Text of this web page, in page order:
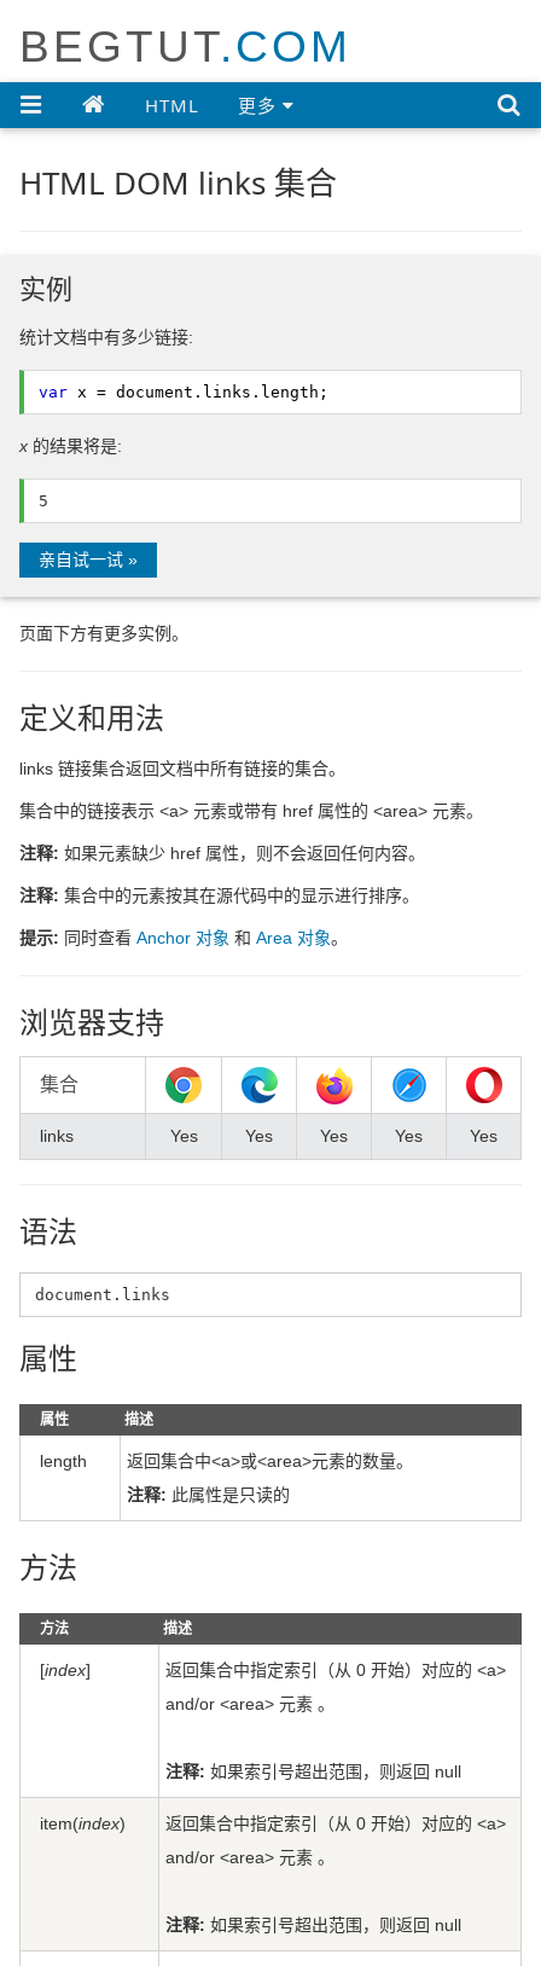
BEGTUT.COM
HTML 更多 
HTML DOM links 集合
实例
统计文档中有多少链接:
var x = document. links . length ;
x 的结果将是:
5
亲自试一试 »
页面下方有更多实例。
定义和用法
links 链接集合返回文档中所有链接的集合。
集合中的链接表示 <a> 元素或带有 href 属性的 <area> 元素。
注释: 如果元素缺少 href 属性，则不会返回任何内容。
注释: 集合中的元素按其在源代码中的显示进行排序。
提示: 同时查看 Anchor 对象 和 Area 对象。
浏览器支持
集合
links Yes Yes Yes Yes Yes
语法
document.links
属性
属性 描述
length
返回集合中<a>或<area>元素的数量。
注释: 此属性是只读的
方法
方法 描述
[index]
返回集合中指定索引（从 0 开始）对应的 <a>
and/or <area> 元素 。
注释: 如果索引号超出范围，则返回 null
item(index)
返回集合中指定索引（从 0 开始）对应的 <a>
and/or <area> 元素 。
注释: 如果索引号超出范围，则返回 null